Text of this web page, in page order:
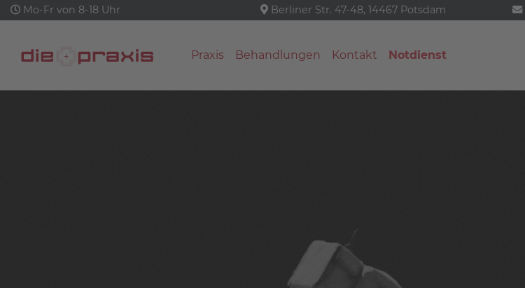
Mo-Fr von 8-18 Uhr Berliner Str. 47-48, 14467 Potsdam
Praxis Behandlungen Kontakt Notdienst